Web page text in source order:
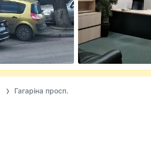
Гагаріна просп.